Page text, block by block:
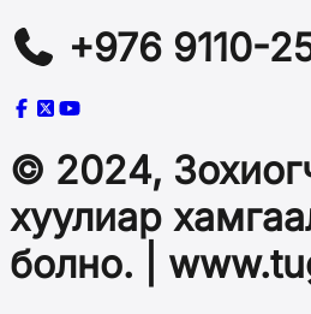
+976 9110-
© 2024,
хуулиар
болно. |